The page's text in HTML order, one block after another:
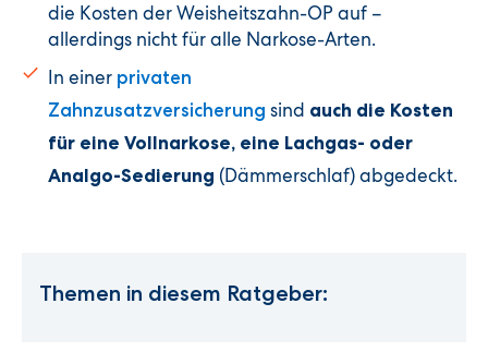
die Kosten der Weisheitszahn-OP auf –
allerdings nicht für alle Narkose-Arten.
In einer privaten
Zahnzusatzversicherung sind auch die Kosten
für eine Vollnarkose, eine Lachgas- oder
Analgo-Sedierung (Dämmerschlaf) abgedeckt.
Themen in diesem Ratgeber: